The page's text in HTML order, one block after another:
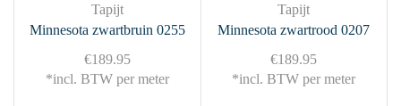
Tapijt
Minnesota zwartbruin 0255
€189.95
*incl. BTW per meter
Tapijt
Minnesota zwartrood 0207
€189.95
*incl. BTW per meter